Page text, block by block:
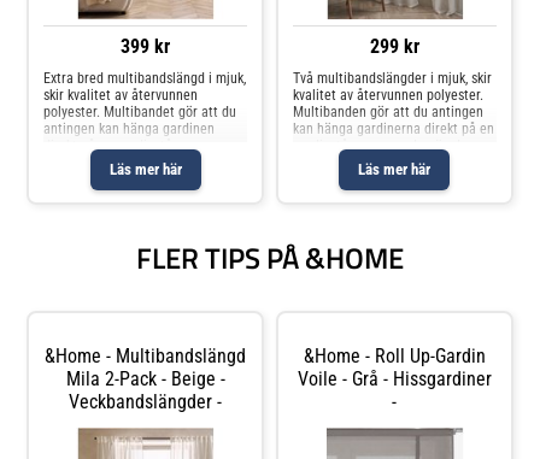
399 kr
Läs mer här
Extra bred multibandslängd i mjuk,
skir kvalitet av återvunnen
polyester. Multibandet gör att du
antingen kan hänga gardinen
direkt på en gardinstång genom
de gömda hällorna eller använda
ringar, nålkrokar eller fingerkrokar.
Snören i rynkbandet gör
299 kr
Läs mer här
Två multibandslängder i mjuk, skir
kvalitet av återvunnen polyester.
Multibanden gör att du antingen
kan hänga gardinerna direkt på en
gardinstång genom de gömda
hällorna eller använda ringar,
nålkrokar eller fingerkrokar.
Snören i rynkbandet gör att
FLER TIPS PÅ &HOME
&Home - Multibandslängd
Mila 2-Pack - Beige -
Veckbandslängder -
&Home - Roll Up-Gardin
Voile - Grå - Hissgardiner
-